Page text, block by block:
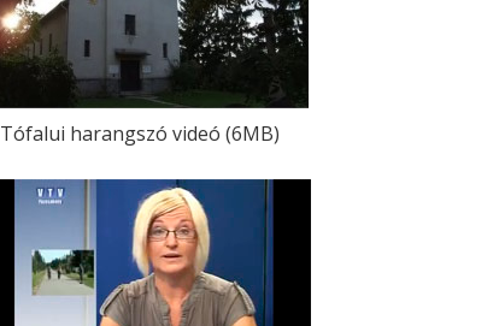
Tófalui harangszó videó (6MB)